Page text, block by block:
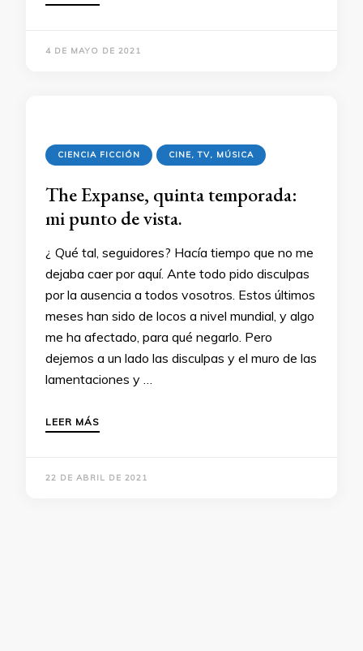
4 DE MAYO DE 2021
CIENCIA FICCIÓN CINE, TV, MÚSICA
The Expanse, quinta temporada:
mi punto de vista.
¿ Qué tal, seguidores? Hacía tiempo que no me
dejaba caer por aquí. Ante todo pido disculpas
por la ausencia a todos vosotros. Estos últimos
meses han sido de locos a nivel mundial, y algo
me ha afectado, para qué negarlo. Pero
dejemos a un lado las disculpas y el muro de las
lamentaciones y …
LEER MÁS
22 DE ABRIL DE 2021